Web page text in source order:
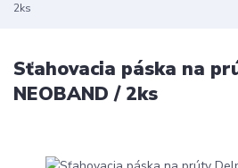
2ks
Sťahovacia páska na
NEOBAND / 2ks